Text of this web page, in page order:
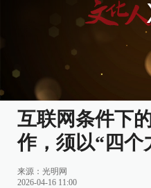
互联网条件下
作，须以“四个
来源： 光明网
2026-04-16 11:00